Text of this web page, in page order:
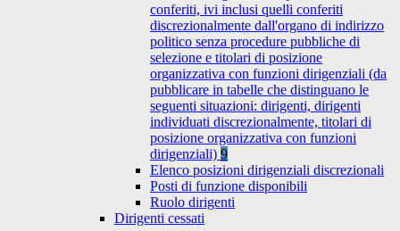
conferiti, ivi inclusi quelli conferiti
discrezionalmente dall'organo di indirizzo
politico senza procedure pubbliche di
selezione e titolari di posizione
organizzativa con funzioni dirigenziali (da
pubblicare in tabelle che distinguano le
seguenti situazioni: dirigenti, dirigenti
individuati discrezionalmente, titolari di
posizione organizzativa con funzioni
dirigenziali) 9
Elenco posizioni dirigenziali discrezionali
Posti di funzione disponibili
Ruolo dirigenti
Dirigenti cessati